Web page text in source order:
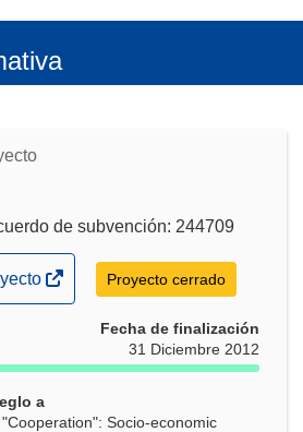
de subvención: 244709
Proyecto cerrado
Fecha de finalización
31 Diciembre 2012
a
Socio-economic